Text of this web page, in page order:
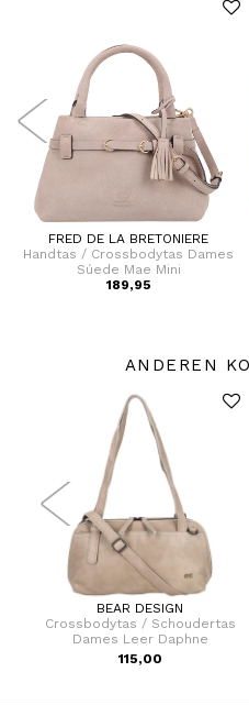
FRED DE LA BRETONIERE
Handtas / Crossbodytas Dames
Súede Mae Mini
189,95
ANDEREN
BEAR DESIGN
Crossbodytas / Schoudertas
Dames Leer Daphne
115,00